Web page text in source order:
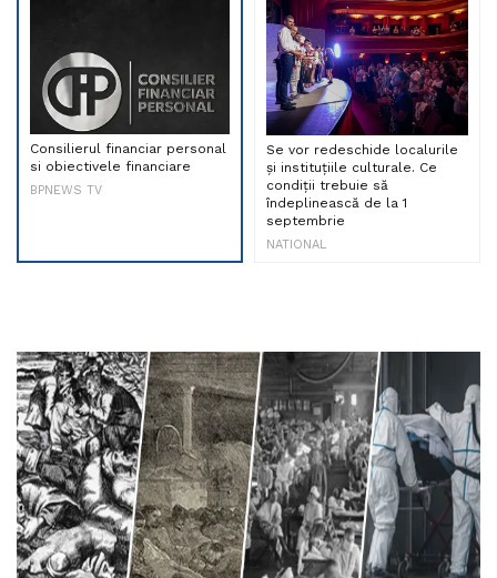
Consilierul financiar personal
si obiectivele financiare
BPNEWS TV
Se vor redeschide localurile
și instituțiile culturale. Ce
condiții trebuie să
îndeplinească de la 1
septembrie
NATIONAL